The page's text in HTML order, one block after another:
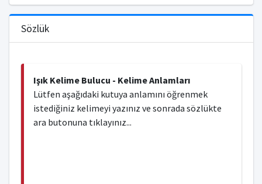
Sözlük
Işık Kelime Bulucu - Kelime Anlamları
Lütfen aşağıdaki kutuya anlamını öğrenmek
istediğiniz kelimeyi yazınız ve sonrada sözlükte
ara butonuna tıklayınız...